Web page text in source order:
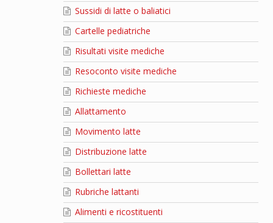
Sussidi di latte o baliatici
Cartelle pediatriche
Risultati visite mediche
Resoconto visite mediche
Richieste mediche
Allattamento
Movimento latte
Distribuzione latte
Bollettari latte
Rubriche lattanti
Alimenti e ricostituenti